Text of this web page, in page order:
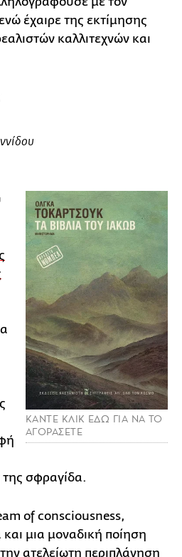
έχαιρε της εκτίμησης
καλλιτεχνών και
ΚΑΝΤΕ ΚΛΙΚ ΕΔΩ ΓΙΑ ΝΑ ΤΟ
ΑΓΟΡΑΣΕΤΕ
της σφραγίδα.
of consciousness,
μια μοναδική ποίηση
ατελείωτη περιπλάνηση